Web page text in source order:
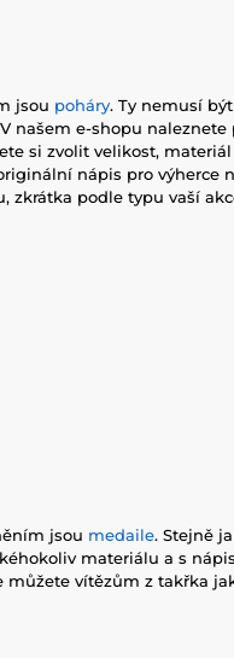
jsou poháry. Ty nemusí
našem e-shopu
si zvolit velikost,
nápis pro
zkrátka podle typu vaší
jsou medaile. Stejně
materiálu a s
můžete vítězům z takřka